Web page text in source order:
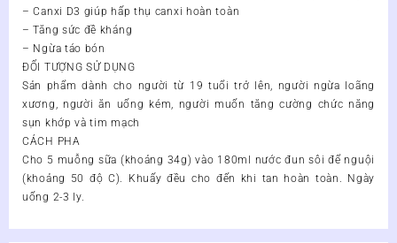
– Canxi D3 giúp hấp thụ canxi hoàn toàn
– Tăng sức đề kháng
– Ngừa táo bón
ĐỐI TƯỢNG SỬ DỤNG
Sản phẩm dành cho người từ 19 tuổi trở lên, người ngừa loãng
xương, người ăn uống kém, người muốn tăng cường chức năng
sụn khớp và tim mạch
CÁCH PHA
Cho 5 muỗng sữa (khoảng 34g) vào 180ml nước đun sôi để nguội
(khoảng 50 độ C). Khuấy đều cho đến khi tan hoàn toàn. Ngày
uống 2-3 ly.